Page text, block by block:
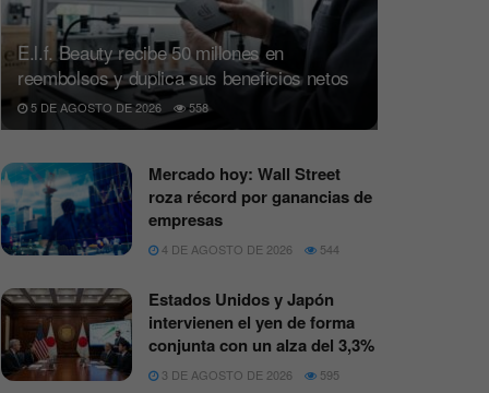
E.l.f. Beauty recibe 50 millones en
reembolsos y duplica sus beneficios netos
5 DE AGOSTO DE 2026 558
Mercado hoy: Wall Street
roza récord por ganancias de
empresas
4 DE AGOSTO DE 2026 544
Estados Unidos y Japón
intervienen el yen de forma
conjunta con un alza del 3,3%
3 DE AGOSTO DE 2026 595